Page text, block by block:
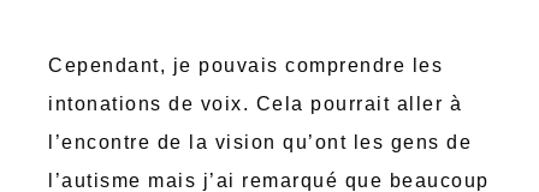
Cependant, je pouvais comprendre les
intonations de voix. Cela pourrait aller à
l’encontre de la vision qu’ont les gens de
l’autisme mais j’ai remarqué que beaucoup